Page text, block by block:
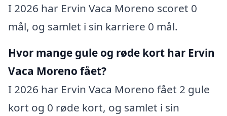
I 2026 har Ervin Vaca Moreno scoret 0
mål, og samlet i sin karriere 0 mål.
Hvor mange gule og røde kort har Ervin
Vaca Moreno fået?
I 2026 har Ervin Vaca Moreno fået 2 gule
kort og 0 røde kort, og samlet i sin